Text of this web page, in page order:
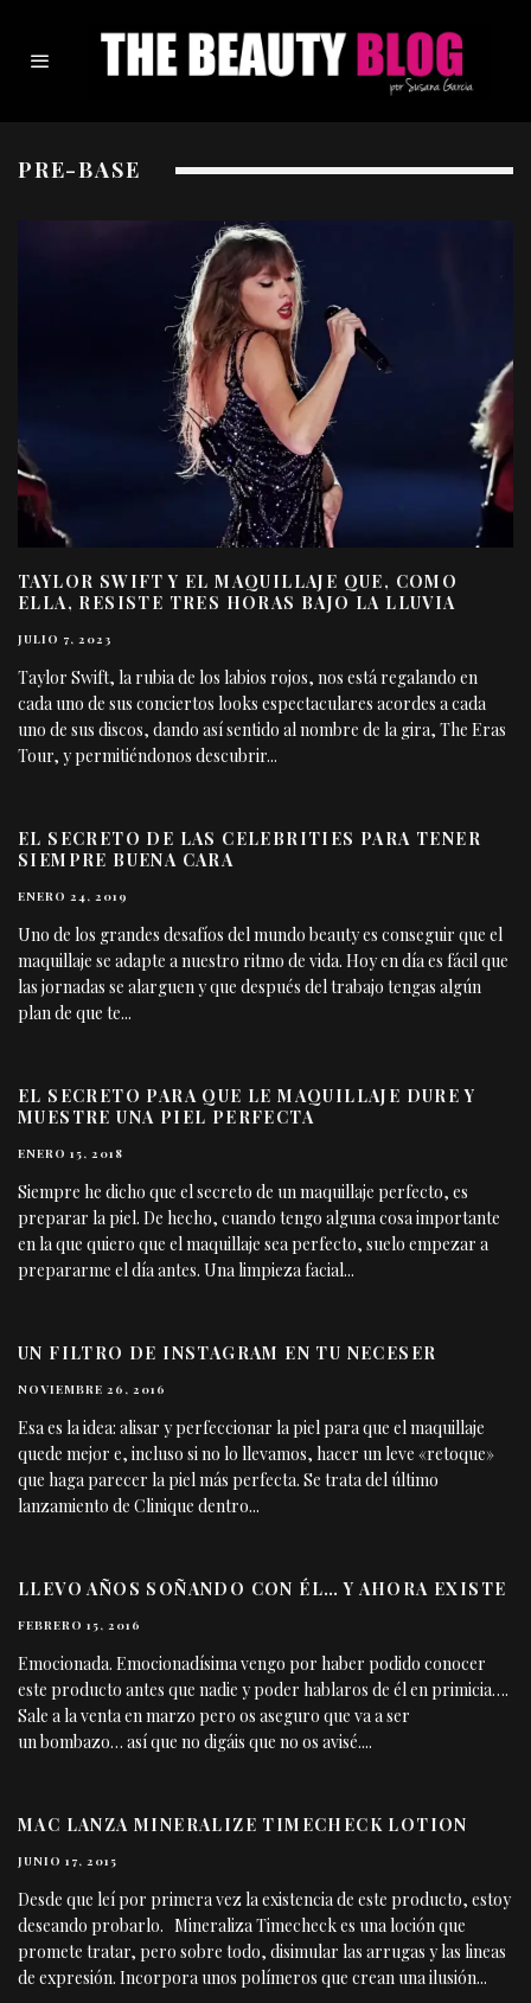
PRE-BASE
TAYLOR SWIFT Y EL MAQUILLAJE QUE, COMO
ELLA, RESISTE TRES HORAS BAJO LA LLUVIA
JULIO 7, 2023
Taylor Swift, la rubia de los labios rojos, nos está regalando en
cada uno de sus conciertos looks espectaculares acordes a cada
uno de sus discos, dando así sentido al nombre de la gira, The Eras
Tour, y permitiéndonos descubrir...
EL SECRETO DE LAS CELEBRITIES PARA TENER
SIEMPRE BUENA CARA
ENERO 24, 2019
Uno de los grandes desafíos del mundo beauty es conseguir que el
maquillaje se adapte a nuestro ritmo de vida. Hoy en día es fácil que
las jornadas se alarguen y que después del trabajo tengas algún
plan de que te...
EL SECRETO PARA QUE LE MAQUILLAJE DURE Y
MUESTRE UNA PIEL PERFECTA
ENERO 15, 2018
Siempre he dicho que el secreto de un maquillaje perfecto, es
preparar la piel. De hecho, cuando tengo alguna cosa importante
en la que quiero que el maquillaje sea perfecto, suelo empezar a
prepararme el día antes. Una limpieza facial...
UN FILTRO DE INSTAGRAM EN TU NECESER
NOVIEMBRE 26, 2016
Esa es la idea: alisar y perfeccionar la piel para que el maquillaje
quede mejor e, incluso si no lo llevamos, hacer un leve «retoque»
que haga parecer la piel más perfecta. Se trata del último
lanzamiento de Clinique dentro...
LLEVO AÑOS SOÑANDO CON ÉL… Y AHORA EXISTE
FEBRERO 15, 2016
Emocionada. Emocionadísima vengo por haber podido conocer
este producto antes que nadie y poder hablaros de él en primicia….
Sale a la venta en marzo pero os aseguro que va a ser
un bombazo… así que no digáis que no os avisé....
MAC LANZA MINERALIZE TIMECHECK LOTION
JUNIO 17, 2015
Desde que leí por primera vez la existencia de este producto, estoy
deseando probarlo. Mineraliza Timecheck es una loción que
promete tratar, pero sobre todo, disimular las arrugas y las lineas
de expresión. Incorpora unos polímeros que crean una ilusión...